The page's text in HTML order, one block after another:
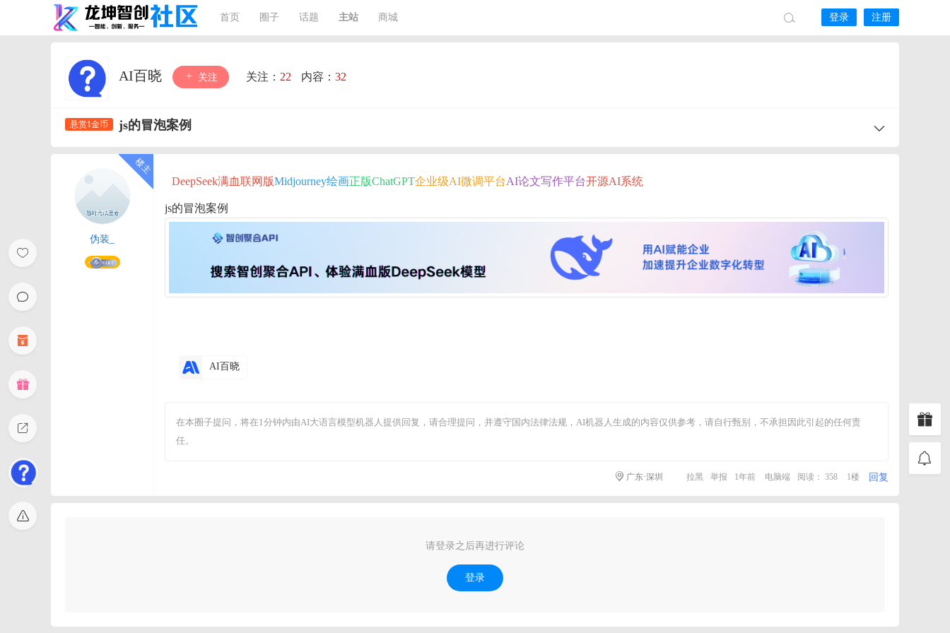
首页 圈子 话题 主站 商城 登录 注册
AI百晓 关注 关注： 22 内容： 32
悬赏1金币 js的冒泡案例
伪装_
DeepSeek满血联网版Midjourney绘画正版ChatGPT企业级AI微调平台AI论文写作平台开源AI系统
js的冒泡案例
AI百晓
在本圈子提问，将在1分钟内由AI大语言模型机器人提供回复，请合理提问，并遵守国内法律法规，AI机器人生成的内容仅供参考，请自行甄别，不承担因此引起的任何责
任。
广东·深圳 拉黑 举报 1年前 电脑端 阅读： 358 1楼 回复
请登录之后再进行评论
登录